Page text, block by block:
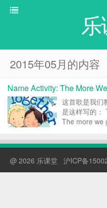
乐
2015年05月的内容
Name Activity: The More
这首歌是我们
是这样写的
The more we
@ 2026 乐课堂 沪ICP备